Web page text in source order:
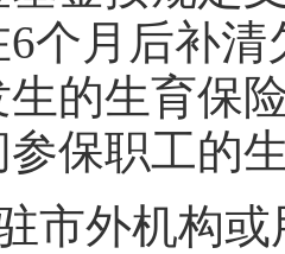
6个月后补清
生的生育保
参保职工的
市外机构